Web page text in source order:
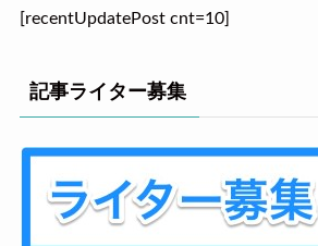
[recentUpdatePost cnt=10]
記事ライター募集